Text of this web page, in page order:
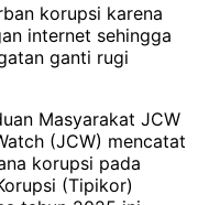
korupsi karena
internet sehingga
ganti rugi
Masyarakat JCW
(JCW) mencatat
korupsi pada
(Tipikor)